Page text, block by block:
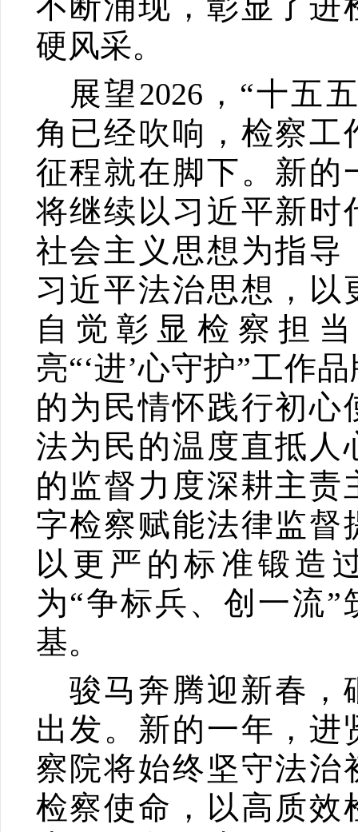
不断涌现，彰显了进
硬风采。
展望2026 ，“十五
角已经吹响，检察工
征程就在脚下。新的
将继续以习近平新时
社会主义思想为指导
习近平法治思想，以
自觉彰显检察担
亮“‘进’心守护”工作
的为民情怀践行初心
法为民的温度直抵人
的监督力度深耕主责
字检察赋能法律监督
以更严的标准锻造
为“争标兵、创一流”
基。
骏马奔腾迎新春，
出发。新的一年，进
察院将始终坚守法治
检察使命，以高质效